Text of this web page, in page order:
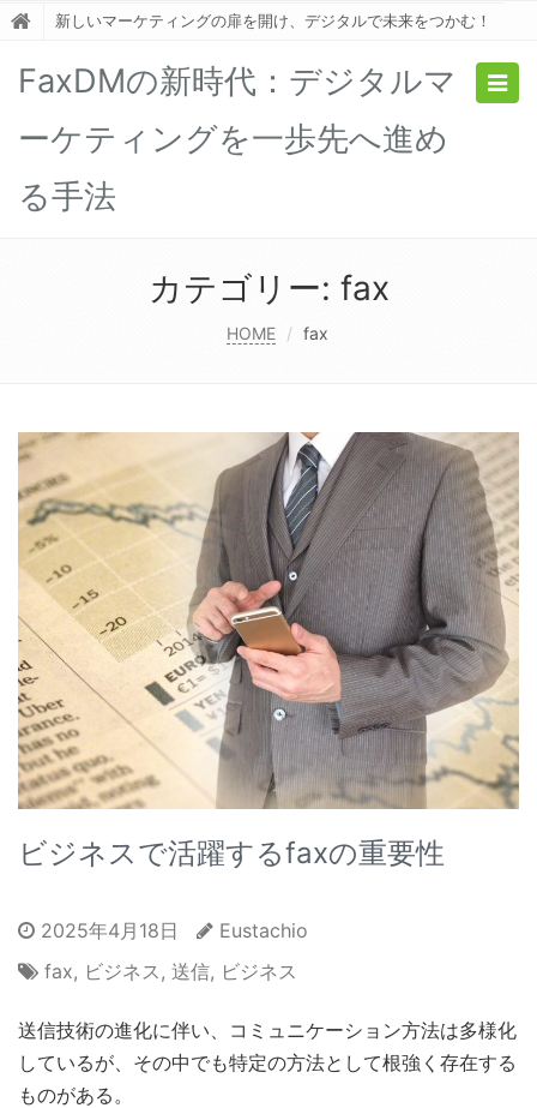
新しいマーケティングの扉を開け、デジタルで未来をつかむ！
FaxDMの新時代：デジタルマ
ーケティングを一歩先へ進め
る手法
カテゴリー: fax
HOME fax
ビジネスで活躍するfaxの重要性
2025年4月18日
Eustachio
fax, ビジネス , 送信, ビジネス
送信技術の進化に伴い、コミュニケーション方法は多様化
しているが、その中でも特定の方法として根強く存在する
ものがある。